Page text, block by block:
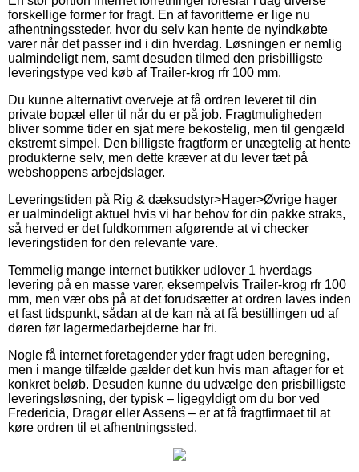
forskellige former for fragt. En af favoritterne er lige nu
afhentningssteder, hvor du selv kan hente de nyindkøbte
varer når det passer ind i din hverdag. Løsningen er nemlig
ualmindeligt nem, samt desuden tilmed den prisbilligste
leveringstype ved køb af Trailer-krog rfr 100 mm.
Du kunne alternativt overveje at få ordren leveret til din
private bopæl eller til når du er på job. Fragtmuligheden
bliver somme tider en sjat mere bekostelig, men til gengæld
ekstremt simpel. Den billigste fragtform er unægtelig at hente
produkterne selv, men dette kræver at du lever tæt på
webshoppens arbejdslager.
Leveringstiden på Rig & dæksudstyr>Hager>Øvrige hager
er ualmindeligt aktuel hvis vi har behov for din pakke straks,
så herved er det fuldkommen afgørende at vi checker
leveringstiden for den relevante vare.
Temmelig mange internet butikker udlover 1 hverdags
levering på en masse varer, eksempelvis Trailer-krog rfr 100
mm, men vær obs på at det forudsætter at ordren laves inden
et fast tidspunkt, sådan at de kan nå at få bestillingen ud af
døren før lagermedarbejderne har fri.
Nogle få internet foretagender yder fragt uden beregning,
men i mange tilfælde gælder det kun hvis man aftager for et
konkret beløb. Desuden kunne du udvælge den prisbilligste
leveringsløsning, der typisk – ligegyldigt om du bor ved
Fredericia, Dragør eller Assens – er at få fragtfirmaet til at
køre ordren til et afhentningssted.